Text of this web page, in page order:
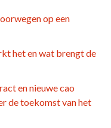
op een
het en wat brengt de
en nieuwe cao
de toekomst van het